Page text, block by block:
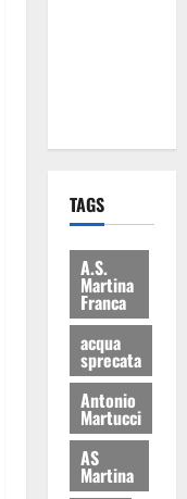
TAGS
A.S.
Martina
Franca
acqua
sprecata
Antonio
Martucci
AS
Martina